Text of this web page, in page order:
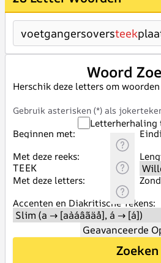
voetgangersoversteek
Woord
Herschik deze letters om
Gebruik asterisken (*) als
Letterherhaling
Beginnen met:
Met deze reeks:
Met deze letters:
Accenten en Diakritische Tekens:
Geavanceerde
Zoeken